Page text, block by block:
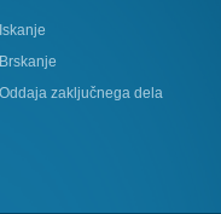
Iskanje
Brskanje
Oddaja zaključnega dela